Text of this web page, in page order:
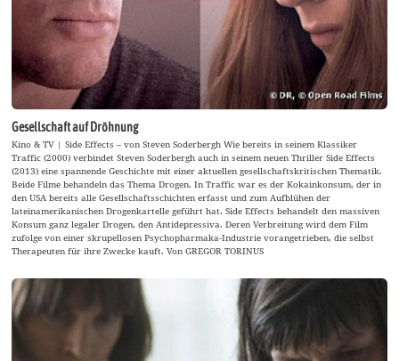
Gesellschaft auf Dröhnung
Kino & TV | Side Effects – von Steven Soderbergh Wie bereits in seinem Klassiker
Traffic (2000) verbindet Steven Soderbergh auch in seinem neuen Thriller Side Effects
(2013) eine spannende Geschichte mit einer aktuellen gesellschaftskritischen Thematik.
Beide Filme behandeln das Thema Drogen. In Traffic war es der Kokainkonsum, der in
den USA bereits alle Gesellschaftsschichten erfasst und zum Aufblühen der
lateinamerikanischen Drogenkartelle geführt hat. Side Effects behandelt den massiven
Konsum ganz legaler Drogen, den Antidepressiva. Deren Verbreitung wird dem Film
zufolge von einer skrupellosen Psychopharmaka-Industrie vorangetrieben, die selbst
Therapeuten für ihre Zwecke kauft. Von GREGOR TORINUS